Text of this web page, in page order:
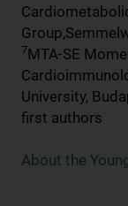
7MTA-SE
University,
first authors
About the